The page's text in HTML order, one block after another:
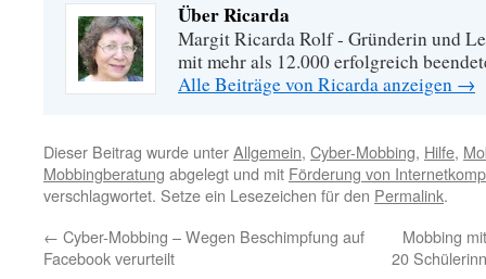
Über Ricarda
Margit Ricarda Rolf - Gründerin und
mit mehr als 12.000 erfolgreich
Alle Beiträge von Ricarda anzeigen →
Dieser Beitrag wurde unterAllgemein, Cyber-Mobbing, Hilfe,
Mobbingberatung abgelegt und mit Förderung von
verschlagwortet. Setze ein Lesezeichen für den Permalink.
← Cyber-Mobbing – Wegen Beschimpfung auf
Facebook verurteilt
Mobbing
20